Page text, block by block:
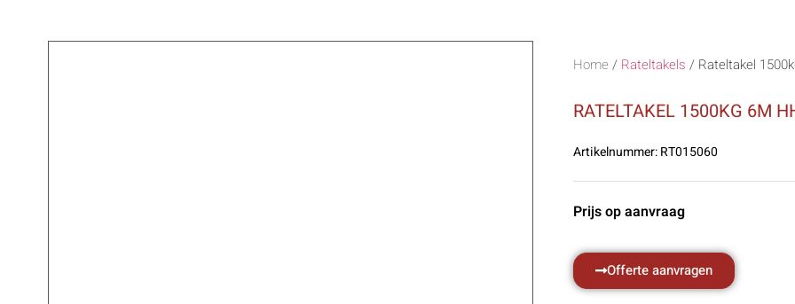
Home / Rateltakels / Rateltakel
RATELTAKEL 1500KG 6M
Artikelnummer:RT015060
Prijs op aanvraag
Offerte aanvragen